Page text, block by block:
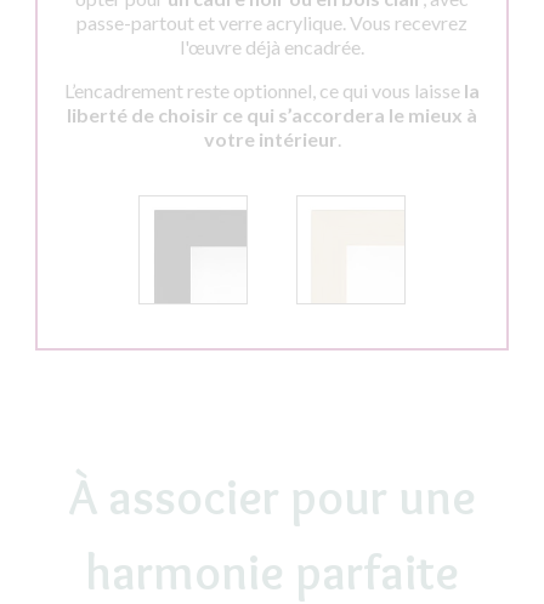
passe-partout et verre acrylique. Vous recevrez
l'œuvre déjà encadrée.
L’encadrement reste optionnel, ce qui vous laisse la
liberté de choisir ce qui s’accordera le mieux à
votre intérieur.
À associer pour une
harmonie parfaite